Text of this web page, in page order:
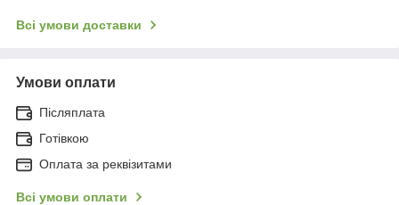
Всі умови доставки
Умови оплати
Післяплата
Готівкою
Оплата за реквізитами
Всі умови оплати